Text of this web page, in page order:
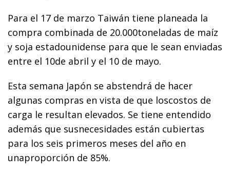
Para el 17 de marzo Taiwán tiene planeada la
compra combinada de 20.000toneladas de maíz
y soja estadounidense para que le sean enviadas
entre el 10de abril y el 10 de mayo.
Esta semana Japón se abstendrá de hacer
algunas compras en vista de que loscostos de
carga le resultan elevados. Se tiene entendido
además que susnecesidades están cubiertas
para los seis primeros meses del año en
unaproporción de 85%.